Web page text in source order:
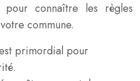
connaître les règles
commune.
primordial pour